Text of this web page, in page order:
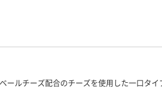
ールチーズ配合のチーズを使用した一口タイ